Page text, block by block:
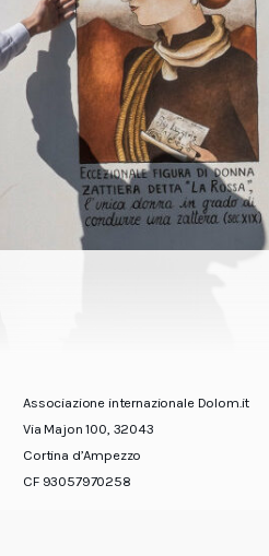
Associazione internazionale Dolom.it
Via Majon 100, 32043
Cortina d’Ampezzo
CF 93057970258